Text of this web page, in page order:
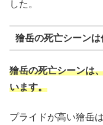
した。
獪岳の死亡シーンは
獪岳の死亡シーンは
います。
プライドが高い獪岳